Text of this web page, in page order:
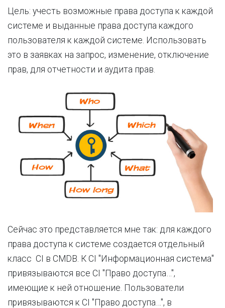
Цель: учесть возможные права доступа к каждой
системе и выданные права доступа каждого
пользователя к каждой системе. Использовать
это в заявках на запрос, изменение, отключение
прав, для отчетности и аудита прав.
Сейчас это представляется мне так: для каждого
права доступа к системе создается отдельный
класс CI в CMDB. К CI "Информационная система"
привязываются все CI "Право доступа…",
имеющие к ней отношение. Пользователи
привязываются к CI "Право доступа…", в